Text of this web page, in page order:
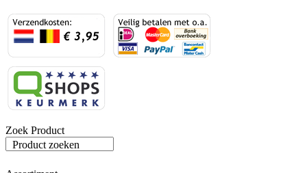
Zoek Product
Product zoeken